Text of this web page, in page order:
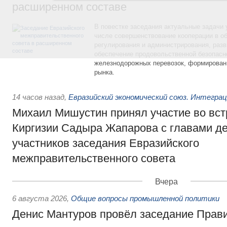
расширенном составе
железнодорожных перевозок,
рынка.
14 часов назад, Евразийский экономический союз.
Михаил Мишустин принял участие во
Киргизии Садыра Жапарова с главами
участников заседания Евразийского
межправительственного совета
Вчера
6 августа 2026, Общие вопросы промышленной политики
Денис Мантуров провёл заседание